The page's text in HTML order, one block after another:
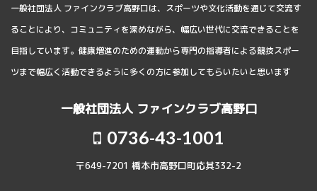
一般社団法人 ファインクラブ高野口は、スポーツや文化活動を通じて交流す
ることにより、コミュニティを深めながら、幅広い世代に交流できることを
目指しています。健康増進のための運動から専門の指導者による競技スポー
ツまで幅広く活動できるように多くの方に参加してもらいたいと思います
一般社団法人 ファインクラブ高野口
0736-43-1001
〒649-7201 橋本市高野口町応其332-2